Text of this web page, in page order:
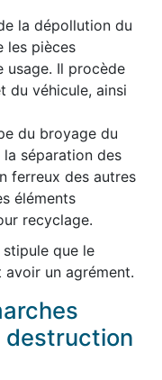
la dépollution du
les pièces
usage. Il procède
du véhicule, ainsi
du broyage du
séparation des
ferreux des autres
éléments
recyclage.
que le
un agrément.
destruction